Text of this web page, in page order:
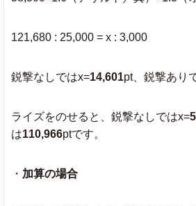
121,680 : 25,000 = x : 3,000
鋭撃なしではx=14,601pt、鋭撃あり
ライズをのせると、鋭撃なしではx=
は110,966ptです。
・ 加算の場合